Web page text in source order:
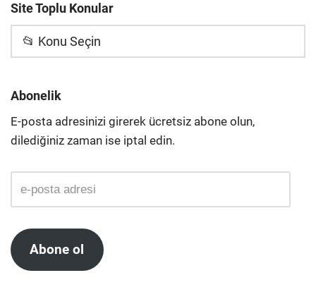
Site Toplu Konular
📂 Konu Seçin
Abonelik
E-posta adresinizi girerek ücretsiz abone olun,
dilediğiniz zaman ise iptal edin.
Abone ol